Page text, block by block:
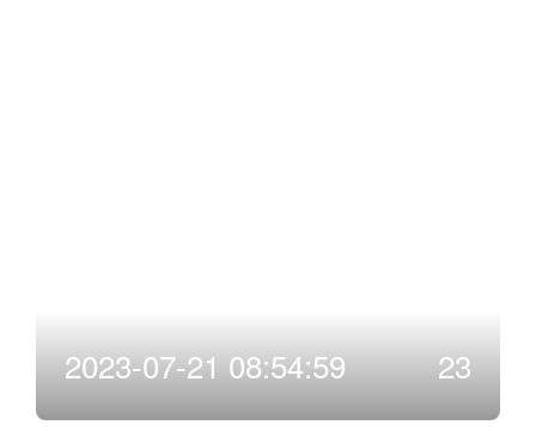
2023-07-21 08:54:59 23